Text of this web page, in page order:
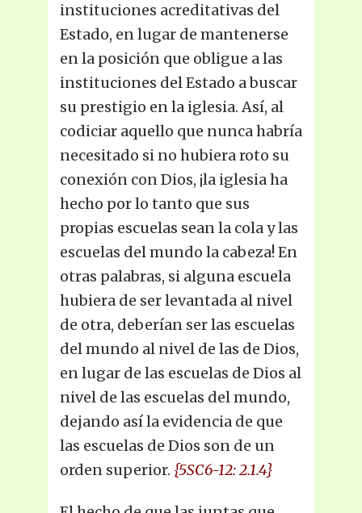
instituciones acreditativas del
Estado, en lugar de mantenerse
en la posición que obligue a las
instituciones del Estado a buscar
su prestigio en la iglesia. Así, al
codiciar aquello que nunca habría
necesitado si no hubiera roto su
conexión con Dios, ¡la iglesia ha
hecho por lo tanto que sus
propias escuelas sean la cola y las
escuelas del mundo la cabeza! En
otras palabras, si alguna escuela
hubiera de ser levantada al nivel
de otra, deberían ser las escuelas
del mundo al nivel de las de Dios,
en lugar de las escuelas de Dios al
nivel de las escuelas del mundo,
dejando así la evidencia de que
las escuelas de Dios son de un
orden superior. {5SC6-12: 2.1.4}